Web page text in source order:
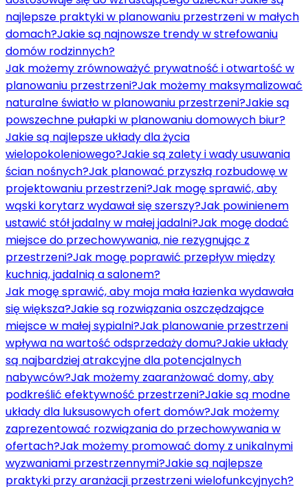
najlepsze praktyki w planowaniu przestrzeni w małych
domach?Jakie są najnowsze trendy w strefowaniu
domów rodzinnych?
Jak możemy zrównoważyć prywatność i otwartość w
planowaniu przestrzeni?Jak możemy maksymalizować
naturalne światło w planowaniu przestrzeni?Jakie są
powszechne pułapki w planowaniu domowych biur?
Jakie są najlepsze układy dla życia
wielopokoleniowego?Jakie są zalety i wady usuwania
ścian nośnych?Jak planować przyszłą rozbudowę w
projektowaniu przestrzeni?Jak mogę sprawić, aby
wąski korytarz wydawał się szerszy?Jak powinienem
ustawić stół jadalny w małej jadalni?Jak mogę dodać
miejsce do przechowywania, nie rezygnując z
przestrzeni?Jak mogę poprawić przepływ między
kuchnią, jadalnią a salonem?
Jak mogę sprawić, aby moja mała łazienka wydawała
się większa?Jakie są rozwiązania oszczędzające
miejsce w małej sypialni?Jak planowanie przestrzeni
wpływa na wartość odsprzedaży domu?Jakie układy
są najbardziej atrakcyjne dla potencjalnych
nabywców?Jak możemy zaaranżować domy, aby
podkreślić efektywność przestrzeni?Jakie są modne
układy dla luksusowych ofert domów?Jak możemy
zaprezentować rozwiązania do przechowywania w
ofertach?Jak możemy promować domy z unikalnymi
wyzwaniami przestrzennymi?Jakie są najlepsze
praktyki przy aranżacji przestrzeni wielofunkcyjnych?